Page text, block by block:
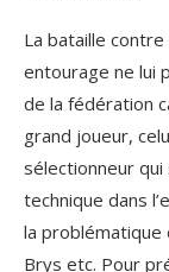
La bataille contre
entourage ne lui
de la fédération
grand joueur,
sélectionneur
technique dans
la problématique
Brys etc. Pour